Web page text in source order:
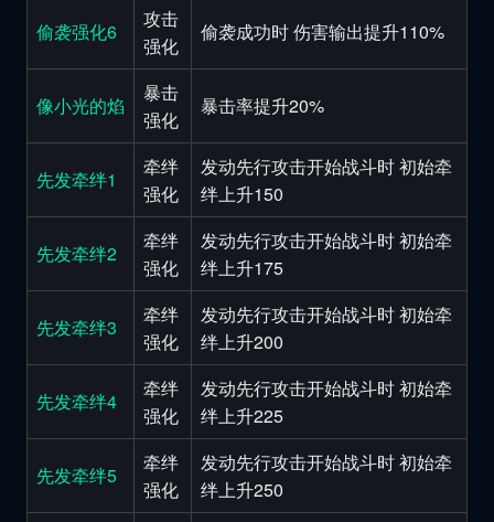
偷袭强化6
攻击
强化
偷袭成功时 伤害输出提升110%
像小光的焰
暴击
强化
暴击率提升20%
先发牵绊1
牵绊
强化
发动先行攻击开始战斗时 初始牵
绊上升150
先发牵绊2
牵绊
强化
发动先行攻击开始战斗时 初始牵
绊上升175
先发牵绊3
牵绊
强化
发动先行攻击开始战斗时 初始牵
绊上升200
先发牵绊4
牵绊
强化
发动先行攻击开始战斗时 初始牵
绊上升225
先发牵绊5
牵绊
强化
发动先行攻击开始战斗时 初始牵
绊上升250